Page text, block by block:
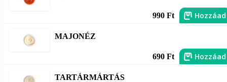
990 Ft Hozzáad
MAJONÉZ
690 Ft Hozzáad
TARTÁRMÁRTÁS